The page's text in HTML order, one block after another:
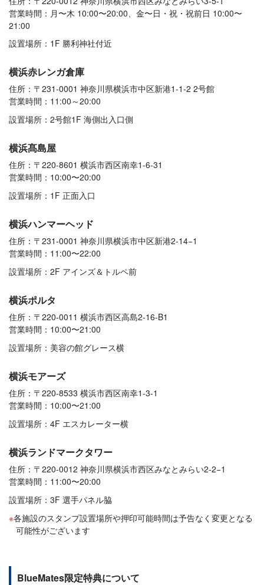
営業時間：月〜木 10:00〜20:00、金〜日・祝・祝前日 10:00〜
21:00
設置場所：1F 勝利神社付近
横浜赤レンガ倉庫
住所：〒231-0001 神奈川県横浜市中区新港1-1-2 2号館
営業時間：11:00～20:00
設置場所：2号館1F 海側出入口側
横浜髙島屋
住所：〒220-8601 横浜市西区南幸1-6-31
営業時間：10:00〜20:00
設置場所：1F 正面入口
横浜ハンマーヘッド
住所：〒231-0001 神奈川県横浜市中区新港2-14−1
営業時間：11:00〜22:00
設置場所：2F アインズ＆トルペ前
横浜ポルタ
住所：〒220-0011 横浜市西区高島2-16-B1
営業時間：10:00〜21:00
設置場所：美容の館グレース横
横浜モアーズ
住所：〒220-8533 横浜市西区南幸1-3-1
営業時間：10:00〜21:00
設置場所：4F エスカレーター横
横浜ランドマークタワー
住所：〒220-0012 神奈川県横浜市西区みなとみらい2-2−1
営業時間：11:00〜20:00
設置場所：3F 選手パネル脇
各施設のスタンプ設置場所や押印可能時間は予告なく変更となる
可能性がございます
BlueMates限定特典について